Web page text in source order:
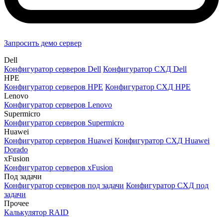
Запросить демо сервер
Dell
Конфигуратор серверов Dell Конфигуратор СХД Dell
HPE
Конфигуратор серверов HPE Конфигуратор СХД HPE
Lenovo
Конфигуратор серверов Lenovo
Supermicro
Конфигуратор серверов Supermicro
Huawei
Конфигуратор серверов Huawei Конфигуратор СХД Huawei
Dorado
xFusion
Конфигуратор серверов xFusion
Под задачи
Конфигуратор серверов под задачи Конфигуратор СХД под
задачи
Прочее
Калькулятор RAID